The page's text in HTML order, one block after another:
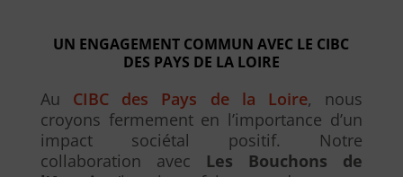
UN ENGAGEMENT COMMUN AVEC LE CIBC
DES PAYS DE LA LOIRE
Au CIBC des Pays de la Loire, nous
croyons fermement en l’importance d’un
impact sociétal positif. Notre
collaboration avec Les Bouchons de